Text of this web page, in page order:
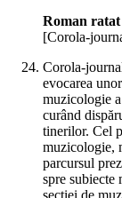
Roman
[Corola-
Corola-
evocarea
muzicologie
curând
tinerilor. Cel
muzicologie,
parcursul
spre subiecte